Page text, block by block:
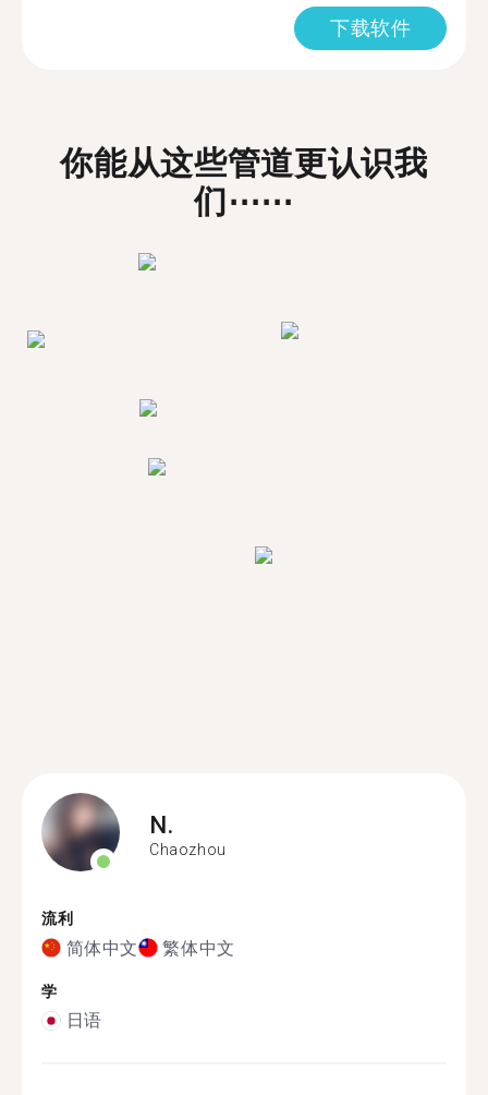
下载软件
你能从这些管道更认识我
们⋯⋯
N.
Chaozhou
流利
简体中文 繁体中文
学
日语